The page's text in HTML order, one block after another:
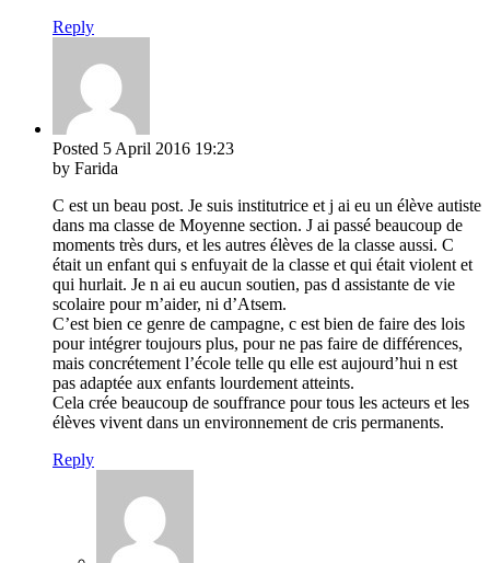
Reply
Posted 5 April 2016 19:23
by Farida
C est un beau post. Je suis institutrice et j ai eu un élève autiste
dans ma classe de Moyenne section. J ai passé beaucoup de
moments très durs, et les autres élèves de la classe aussi. C
était un enfant qui s enfuyait de la classe et qui était violent et
qui hurlait. Je n ai eu aucun soutien, pas d assistante de vie
scolaire pour m’aider, ni d’Atsem.
C’est bien ce genre de campagne, c est bien de faire des lois
pour intégrer toujours plus, pour ne pas faire de différences,
mais concrétement l’école telle qu elle est aujourd’hui n est
pas adaptée aux enfants lourdement atteints.
Cela crée beaucoup de souffrance pour tous les acteurs et les
élèves vivent dans un environnement de cris permanents.
Reply